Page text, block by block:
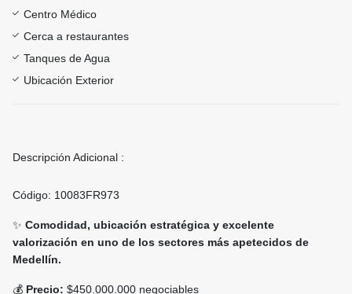
Centro Médico
Cerca a restaurantes
Tanques de Agua
Ubicación Exterior
Descripción Adicional :
Código: 10083FR973
✨ Comodidad, ubicación estratégica y excelente
valorización en uno de los sectores más apetecidos de
Medellín.
💰 Precio: $450.000.000 negociables